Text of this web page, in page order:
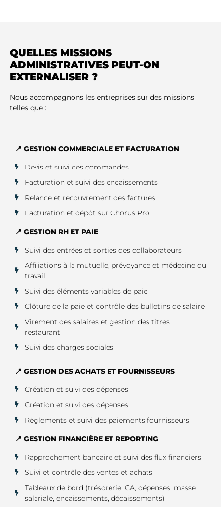
QUELLES MISSIONS
ADMINISTRATIVES PEUT-ON
EXTERNALISER ?
Nous accompagnons les entreprises sur des missions
telles que :
📍 GESTION COMMERCIALE ET FACTURATION
Devis et suivi des commandes
Facturation et suivi des encaissements
Relance et recouvrement des factures
Facturation et dépôt sur Chorus Pro
📍 GESTION RH ET PAIE
Suivi des entrées et sorties des collaborateurs
Affiliations à la mutuelle, prévoyance et médecine du
travail
Suivi des éléments variables de paie
Clôture de la paie et contrôle des bulletins de salaire
Virement des salaires et gestion des titres
restaurant
Suivi des charges sociales
📍 GESTION DES ACHATS ET FOURNISSEURS
Création et suivi des dépenses
Création et suivi des dépenses
Règlements et suivi des paiements fournisseurs
📍 GESTION FINANCIÈRE ET REPORTING
Rapprochement bancaire et suivi des flux financiers
Suivi et contrôle des ventes et achats
Tableaux de bord (trésorerie, CA, dépenses, masse
salariale, encaissements, décaissements)